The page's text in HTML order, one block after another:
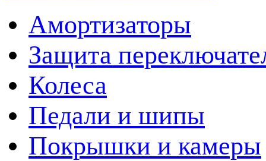
Амортизаторы
Защита
Колеса
Педали и шипы
Покрышки и камеры